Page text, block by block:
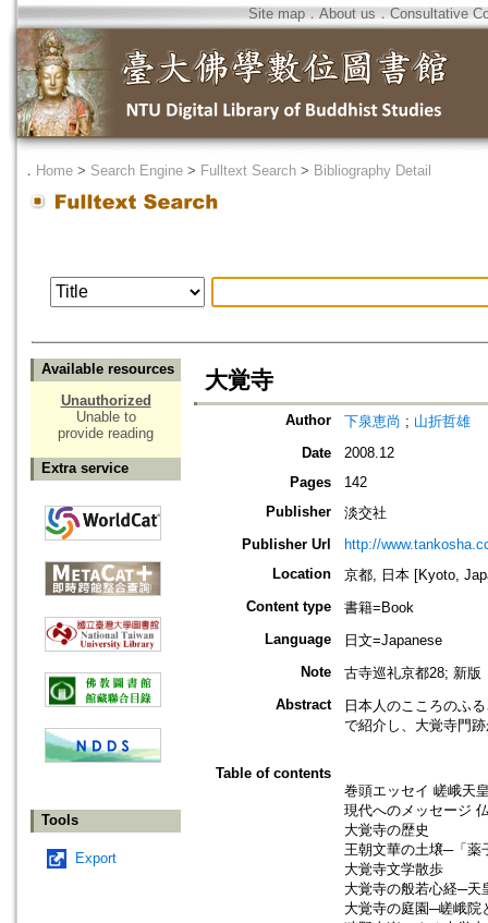
Site map．About us ． Consultative
． Home > Search Engine > Fulltext Search > Bibliography Detail
Available resources
Unauthorized
Unable to
provide reading
Extra service
Tools
Export
大覚寺
Author 下泉恵尚 ; 山折哲雄
Date
2008.12
Pages
142
Publisher
淡交社
Publisher Url
http://
Location
京都, 日本 [Kyoto,
Content type
書籍=Book
Language
日文=Japanese
Note
古寺巡礼京都28; 新版
Abstract
日本人のこころのふ
で紹介し、大覚寺門
Table of contents
巻頭エッセイ 嵯峨天
現代へのメッセージ
大覚寺の歴史
王朝文華の土壌─「薬
大覚寺文学散歩
大覚寺の般若心経─天
大覚寺の庭園─嵯峨院